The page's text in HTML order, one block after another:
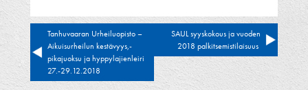
Artikkelien
selaus
Tanhuvaaran Urheiluopisto –
Aikuisurheilun kestävyys,-
pikajuoksu ja hyppylajienleiri
27.-29.12.2018
SAUL syyskokous ja vuoden
2018 palkitsemistilaisuus